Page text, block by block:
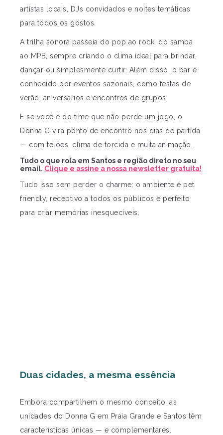
artistas locais, DJs convidados e noites temáticas
para todos os gostos.
A trilha sonora passeia do pop ao rock, do samba
ao MPB, sempre criando o clima ideal para brindar,
dançar ou simplesmente curtir. Além disso, o bar é
conhecido por eventos sazonais, como festas de
verão, aniversários e encontros de grupos.
E se você é do time que não perde um jogo, o
Donna G vira ponto de encontro nos dias de partida
— com telões, clima de torcida e muita animação.
Tudo o que rola em Santos e região direto no seu
email. Clique e assine a nossa newsletter gratuita!
Tudo isso sem perder o charme: o ambiente é pet
friendly, receptivo a todos os públicos e perfeito
para criar memórias inesquecíveis.
Duas cidades, a mesma essência
Embora compartilhem o mesmo conceito, as
unidades do Donna G em Praia Grande e Santos têm
características únicas — e complementares.